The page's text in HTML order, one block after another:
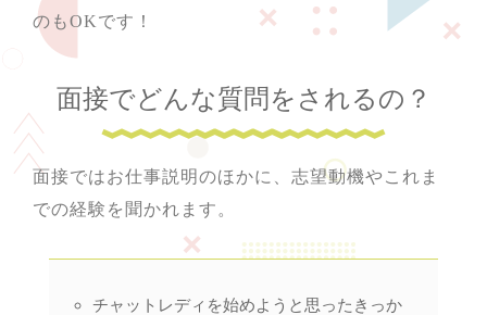
のもOKです！
面接でどんな質問をされるの？
面接ではお仕事説明のほかに、志望動機やこれま
での経験を聞かれます。
チャットレディを始めようと思ったきっか